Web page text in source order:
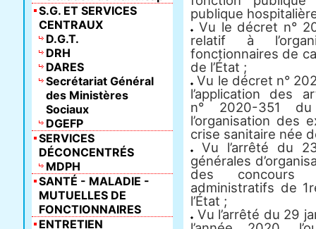
publique
Vu le décret n°
relatif à
fonctionnaires de
de l’État ;
Vu le décret n°
l’application des
n° 2020-351
l’organisation des
crise sanitaire née
Vu l’arrêté du
générales
des concours
administratifs de
l’État ;
Vu l’arrêté du 29
S.G. ET SERVICES
CENTRAUX
D.G.T.
DRH
DARES
Secrétariat Général
des Ministères
Sociaux
DGEFP
SERVICES
DÉCONCENTRÉS
MDPH
SANTÉ - MALADIE -
MUTUELLES DE
FONCTIONNAIRES
ENTRETIEN